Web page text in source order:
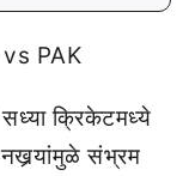
सध्या क्रिकेटमध्ये
नखर्‍यांमुळे संभ्रम